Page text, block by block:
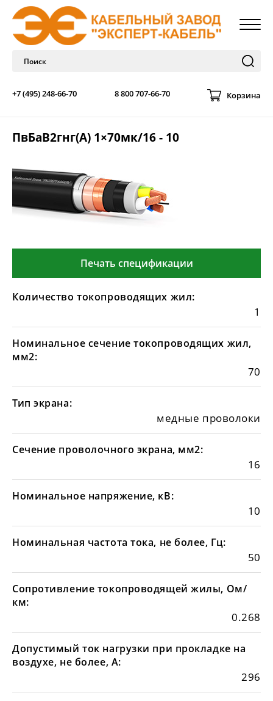
+7 (495) 248-66-70 8 800 707-66-70 Корзина
ПвБаВ2гнг(А) 1×70мк/16 - 10
Печать спецификации
Количество токопроводящих жил:
1
Номинальное сечение токопроводящих жил,
мм2:
70
Тип экрана:
медные проволоки
Сечение проволочного экрана, мм2:
16
Номинальное напряжение, кВ:
10
Номинальная частота тока, не более, Гц:
50
Сопротивление токопроводящей жилы, Ом/
км:
0.268
Допустимый ток нагрузки при прокладке на
воздухе, не более, А:
296